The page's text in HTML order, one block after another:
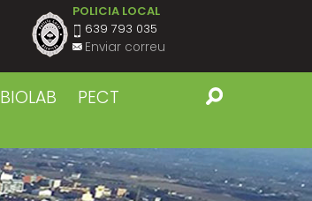
POLICIA LOCAL
639 793 035
Enviar correu
BIOLAB
PECT